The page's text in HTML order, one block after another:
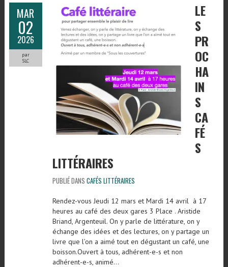
MAR
02
2026
par
SLC
LE
S
PR
OC
HA
IN
S
CA
FÉ
S
LITTÉRAIRES
PUBLIÉ DANS CAFÉS LITTÉRAIRES
Rendez-vous Jeudi 12 mars et Mardi 14 avril à 17
heures au café des deux gares 3 Place . Aristide
Briand, Argenteuil. On y parle de littérature, on y
échange des idées et des lectures, on y partage un
livre que l’on a aimé tout en dégustant un café, une
boisson.Ouvert à tous, adhérent-e-s et non
adhérent-e-s, animé…